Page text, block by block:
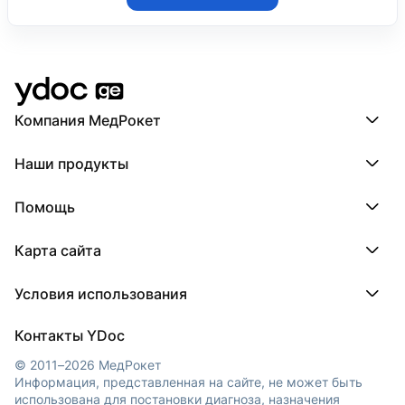
2015 — 2019
2015 — 2016
Врач-эндокринолог
ООО «Аверси-Рационал»
Врач-технолог
Компания МедРокет
О YDoc
Наши продукты
ПроТаблетки
МедТочка
Помощь
Регистрация врача
Карта сайта
Регионы
Клиники
Условия использования
Обработка персональных данных
Контакты YDoc
© 2011–2026 МедРокет
Информация, представленная на сайте, не может быть
использована для постановки диагноза, назначения